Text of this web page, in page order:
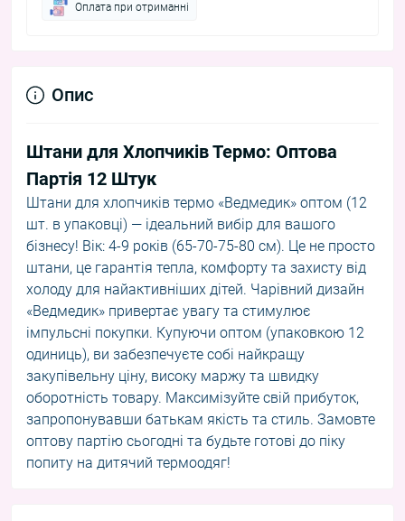
Оплата при отриманні
Опис
Штани для Хлопчиків Термо: Оптова
Партія 12 Штук
Штани для хлопчиків термо «Ведмедик» оптом (12
шт. в упаковці) — ідеальний вибір для вашого
бізнесу! Вік: 4-9 років (65-70-75-80 см). Це не просто
штани, це гарантія тепла, комфорту та захисту від
холоду для найактивніших дітей. Чарівний дизайн
«Ведмедик» привертає увагу та стимулює
імпульсні покупки. Купуючи оптом (упаковкою 12
одиниць), ви забезпечуєте собі найкращу
закупівельну ціну, високу маржу та швидку
оборотність товару. Максимізуйте свій прибуток,
запропонувавши батькам якість та стиль. Замовте
оптову партію сьогодні та будьте готові до піку
попиту на дитячий термоодяг!